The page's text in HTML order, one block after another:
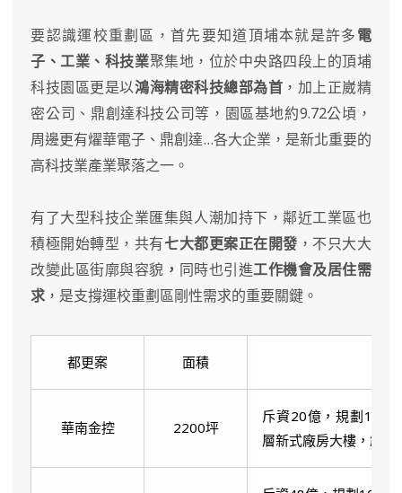
要認識運校重劃區，首先要知道頂埔本就是許多電
子、工業、科技業聚集地，位於中央路四段上的頂埔
科技園區更是以鴻海精密科技總部為首 ，加上正崴精
密公司、鼎創達科技公司等，園區基地約9.72公頃，
周邊更有燿華電子、鼎創達…各大企業，是新北重要的
高科技業產業聚落之一。
有了大型科技企業匯集與人潮加持下，鄰近工業區也
積極開始轉型，共有七大都更案正在開發 ，不只大大
改變此區街廓與容貌 ， 同時也引進工作機會及居住需
求 ，是支撐運校重劃區剛性需求的重要關鍵。
都更案 面積
華南金控 2200坪
斥資20億，規劃12層
層新式廠房大樓，創